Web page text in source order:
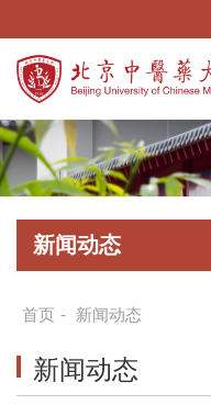
新闻动态
首页 - 新闻动态
新闻动态